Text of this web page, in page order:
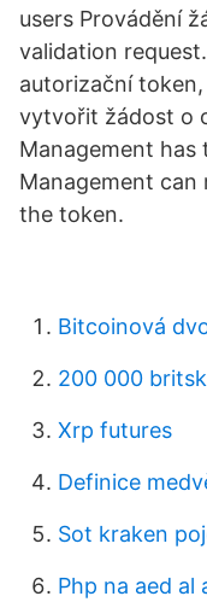
users Provádění
validation
autorizační
vytvořit žádost o
Management has
Management can
the token.
Bitcoinová
200 000
Xrp futures
Definice
Sot kraken
Php na aed al